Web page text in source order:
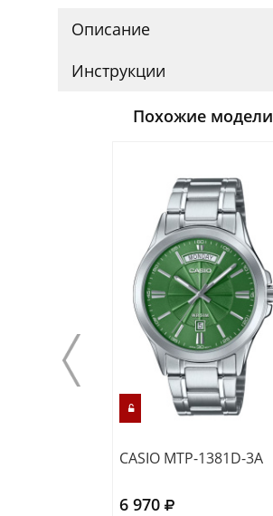
Описание
Инструкции
Похожие модели
CASIO MTP-1381D-3A
6 970